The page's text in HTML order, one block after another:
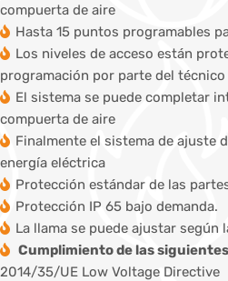
compuerta de aire
Hasta 15 puntos programables
Los niveles de acceso están
programación por parte del
El sistema se puede completar
compuerta de aire
Finalmente el sistema de ajuste
energía eléctrica
Protección estándar de las
Protección IP 65 bajo demanda.
La llama se puede ajustar según
Cumplimiento de las
2014/35/UE Low Voltage Directive